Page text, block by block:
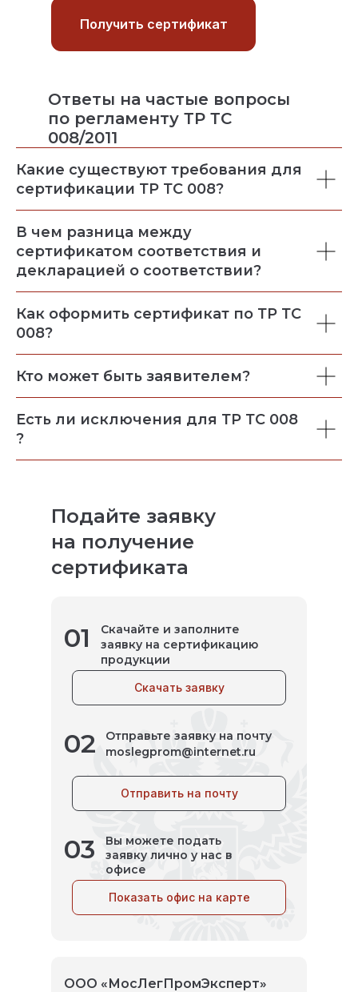
Получить сертификат
Ответы на частые вопросы
по регламенту ТР ТС
008/2011
Какие существуют требования для
сертификации ТР ТС 008?
В чем разница между
сертификатом соответствия и
декларацией о соответствии?
Как оформить сертификат по ТР ТС
008?
Кто может быть заявителем?
Есть ли исключения для ТР ТС 008
?
ООО «МосЛегПромЭксперт»
Показать офис на карте
Вы можете подать
заявку лично у нас в
офисе
03
Отправить на почту
Отправьте заявку на почту
moslegprom@internet.ru
02
Скачать заявку
Скачайте и заполните
заявку на сертификацию
продукции
01
Подайте заявку
на получение
сертификата